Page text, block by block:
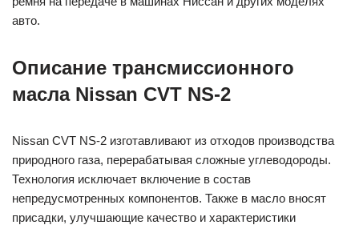
авто.
Описание трансмиссионного
масла Nissan CVT NS-2
Nissan CVT NS-2 изготавливают из отходов производства
природного газа, перерабатывая сложные углеводороды.
Технология исключает включение в состав
непредусмотренных компонентов. Также в масло вносят
присадки, улучшающие качество и характеристики